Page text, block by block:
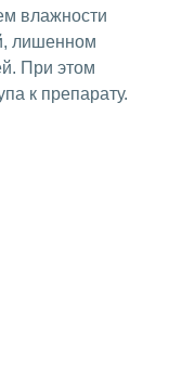
влажности
лишенном
При этом
к препарату.